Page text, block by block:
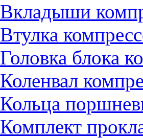
Вкладыши
Втулка
Головка блока
Коленвал
Кольца
Комплект